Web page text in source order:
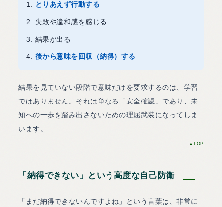
とりあえず行動する
失敗や違和感を感じる
結果が出る
後から意味を回収（納得）する
結果を見ていない段階で意味だけを要求するのは、学習
ではありません。それは単なる「安全確認」であり、未
知への一歩を踏み出さないための理屈武装になってしま
います。
▲TOP
「納得できない」という高度な自己防衛
「まだ納得できないんですよね」という言葉は、非常に